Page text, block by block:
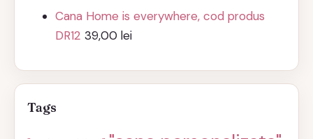
Cana Home is everywhere, cod produs
DR12 39,00lei
Tags